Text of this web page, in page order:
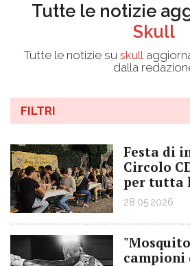
Tutte le notizie
Skull
Tutte le notizie su skull
dalla
FILTRI
Festa di
Circolo
per tutta
28.05.2026
campioni